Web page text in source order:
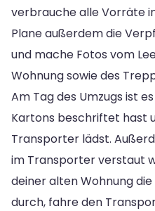
verbrauche alle Vorräte
Plane außerdem die
und mache Fotos vom
Wohnung sowie des
Am Tag des Umzugs ist
Kartons beschriftet hast
Transporter lädst.
im Transporter verstaut
deiner alten Wohnung
durch, fahre den